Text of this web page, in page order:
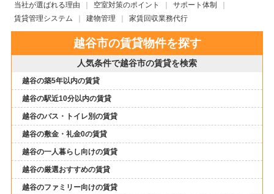
当社が選ばれる理由
空室対策のポイント
サポート体制
賃貸管理システム
建物管理 家賃回収業務代行
越谷市の賃貸物件を探す
人気条件で越谷市の賃貸を検索
越谷の築5年以内の賃貸
越谷の駅近10分以内の賃貸
越谷のバス・トイレ別の賃貸
越谷の敷金・礼金0の賃貸
越谷の一人暮らし向けの賃貸
越谷の厳選おすすめの賃貸
越谷のファミリー向けの賃貸